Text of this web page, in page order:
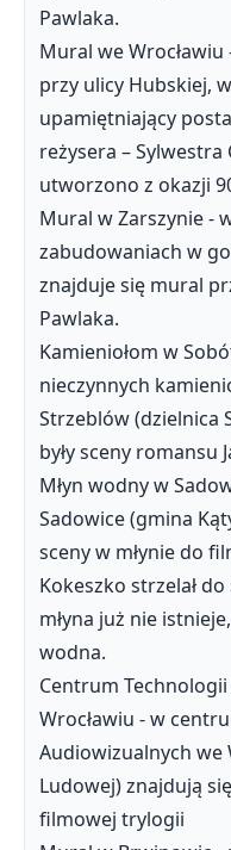
Pawlaka.
Mural we
przy ulicy Hubskiej,
upamiętniający
reżysera –
utworzono z okazji
Mural w Zarszynie -
zabudowaniach w
znajduje się mural
Pawlaka.
Kamieniołom w
nieczynnych
Strzeblów (dzielnica
były sceny romansu
Młyn wodny w
Sadowice (gmina
sceny w młynie do
Kokeszko strzelał
młyna już nie
wodna.
Centrum
Wrocławiu - w
Audiowizualnych we
Ludowej) znajdują
filmowej trylogii